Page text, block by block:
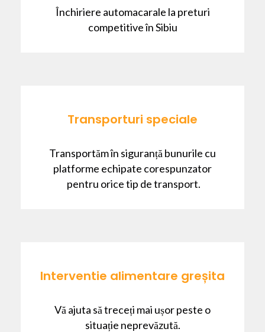
Închiriere automacarale la preturi
competitive în Sibiu
Transporturi speciale
Transportăm în siguranță bunurile cu
platforme echipate corespunzator
pentru orice tip de transport.
Interventie alimentare greșita
Vă ajuta să treceți mai ușor peste o
situație neprevăzută.